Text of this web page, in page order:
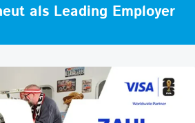
als Leading Employer